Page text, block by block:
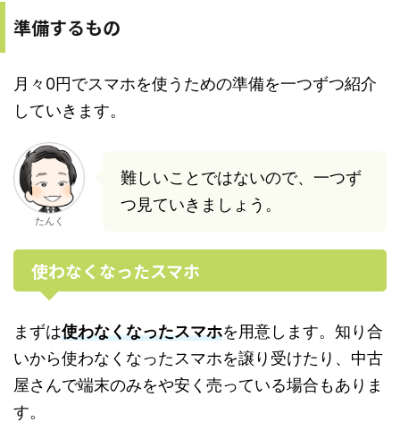
準備するもの
月々0円でスマホを使うための準備を一つずつ紹介
していきます。
たんく
難しいことではないので、一つず
つ見ていきましょう。
使わなくなったスマホ
まずは使わなくなったスマホを用意します。知り合
いから使わなくなったスマホを譲り受けたり、中古
屋さんで端末のみをや安く売っている場合もありま
す。